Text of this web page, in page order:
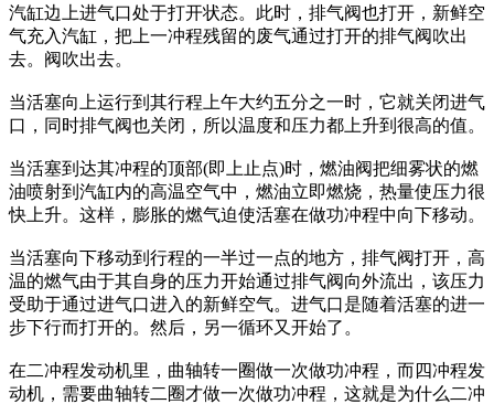
汽缸边上进气口处于打开状态。此时，排气阀也打开，新鲜空
气充入汽缸，把上一冲程残留的废气通过打开的排气阀吹出
去。阀吹出去。
当活塞向上运行到其行程上午大约五分之一时，它就关闭进气
口，同时排气阀也关闭，所以温度和压力都上升到很高的值。
当活塞到达其冲程的顶部(即上止点)时，燃油阀把细雾状的燃
油喷射到汽缸内的高温空气中，燃油立即燃烧，热量使压力很
快上升。这样，膨胀的燃气迫使活塞在做功冲程中向下移动。
当活塞向下移动到行程的一半过一点的地方，排气阀打开，高
温的燃气由于其自身的压力开始通过排气阀向外流出，该压力
受助于通过进气口进入的新鲜空气。进气口是随着活塞的进一
步下行而打开的。然后，另一循环又开始了。
在二冲程发动机里，曲轴转一圈做一次做功冲程，而四冲程发
动机，需要曲轴转二圈才做一次做功冲程，这就是为什么二冲